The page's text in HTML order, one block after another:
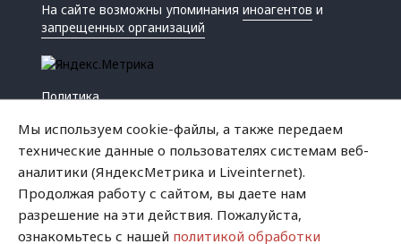
На сайте возможны упоминанияиноагентов и
запрещенных организаций
Политика
Криминал
Мы используем cookie-файлы, а также передаем
технические данные о пользователях системам веб-
аналитики (ЯндексМетрика и Liveinternet).
Продолжая работу с сайтом, вы даете нам
разрешение на эти действия. Пожалуйста,
ознакомьтесь с нашей политикой обработки